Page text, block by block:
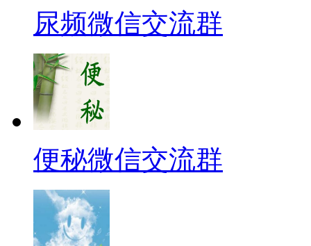
尿频微信交流群
便秘微信交流群